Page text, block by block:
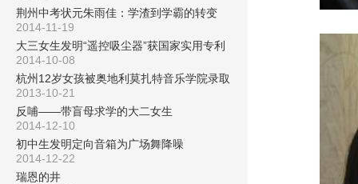
荆州中考状元朱雨佳：学渣到学霸的转变
2014-11-19
大三女生发明“遥控吸尘器”获国家实用专利
2014-10-08
杭州12岁女孩被奥地利莫扎特音乐学院录取
2013-10-21
反哺——带盲母求学的大二女生
2014-12-10
初中生发明定向音箱为广场舞降噪
2014-12-22
瑞恩的井